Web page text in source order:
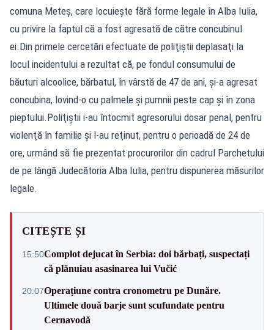
comuna Meteș, care locuiește fără forme legale în Alba Iulia,
cu privire la faptul că a fost agresată de către concubinul
ei.Din primele cercetări efectuate de poliţiştii deplasaţi la
locul incidentului a rezultat că, pe fondul consumului de
băuturi alcoolice, bărbatul, în vârstă de 47 de ani, şi-a agresat
concubina, lovind-o cu palmele și pumnii peste cap și în zona
pieptului.Poliţiştii i-au întocmit agresorului dosar penal, pentru
violenţă în familie şi l-au reţinut, pentru o perioadă de 24 de
ore, urmând să fie prezentat procurorilor din cadrul Parchetului
de pe lângă Judecătoria Alba Iulia, pentru dispunerea măsurilor
legale.
CITEȘTE ȘI
15:50Complot dejucat în Serbia: doi bărbați, suspectați
că plănuiau asasinarea lui Vučić
20:07Operațiune contra cronometru pe Dunăre.
Ultimele două barje sunt scufundate pentru
Cernavodă